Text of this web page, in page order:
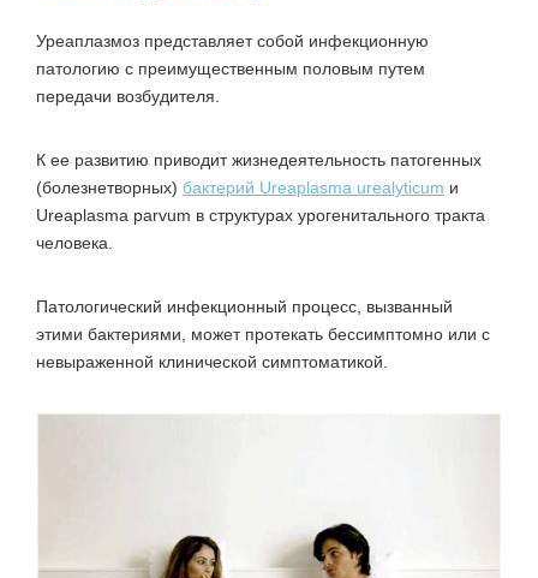
Уреаплазмоз представляет собой инфекционную
патологию с преимущественным половым путем
передачи возбудителя.
К ее развитию приводит жизнедеятельность патогенных
(болезнетворных) бактерий Ureaplasma urealyticum и
Ureaplasma parvum в структурах урогенитального тракта
человека.
Патологический инфекционный процесс, вызванный
этими бактериями, может протекать бессимптомно или с
невыраженной клинической симптоматикой.